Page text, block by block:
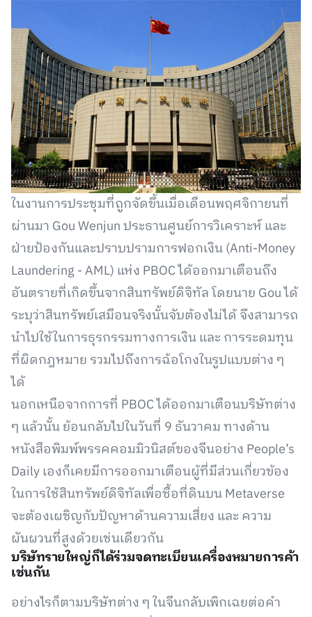
ในงานการประชุมที่ถูกจัดขึ้นเมื่อเดือนพฤศจิกายนที่
ผ่านมา Gou Wenjun ประธานศูนย์การวิเคราะห์ และ
ฝ่ายป้องกันและปราบปรามการฟอกเงิน (Anti-Money
Laundering - AML) แห่ง PBOC ได้ออกมาเตือนถึง
อันตรายที่เกิดขึ้นจากสินทรัพย์ดิจิทัล โดยนาย Gou ได้
ระบุว่าสินทรัพย์เสมือนจริงนั้นจับต้องไม่ได้ จึงสามารถ
นำไปใช้ในการธุรกรรมทางการเงิน และ การระดมทุน
ที่ผิดกฎหมาย รวมไปถึงการฉ้อโกงในรูปแบบต่าง ๆ
ได้
นอกเหนือจากการที่ PBOC ได้ออกมาเตือนบริษัทต่าง
ๆ แล้วนั้น ย้อนกลับไปในวันที่ 9 ธันวาคม ทางด้าน
หนังสือพิมพ์พรรคคอมมิวนิสต์ของจีนอย่าง People’s
Daily เองก็เคยมีการออกมาเตือนผู้ที่มีส่วนเกี่ยวข้อง
ในการใช้สินทรัพย์ดิจิทัลเพื่อซื้อที่ดินบน Metaverse
จะต้องเผชิญกับปัญหาด้านความเสี่ยง และ ความ
ผันผวนที่สูงด้วยเช่นเดียวกัน
บริษัทรายใหญ่ก็ได้ร่วมจดทะเบียนเครื่องหมายการค้า
เช่นกัน
อย่างไรก็ตามบริษัทต่าง ๆ ในจีนกลับเพิกเฉยต่อคำ